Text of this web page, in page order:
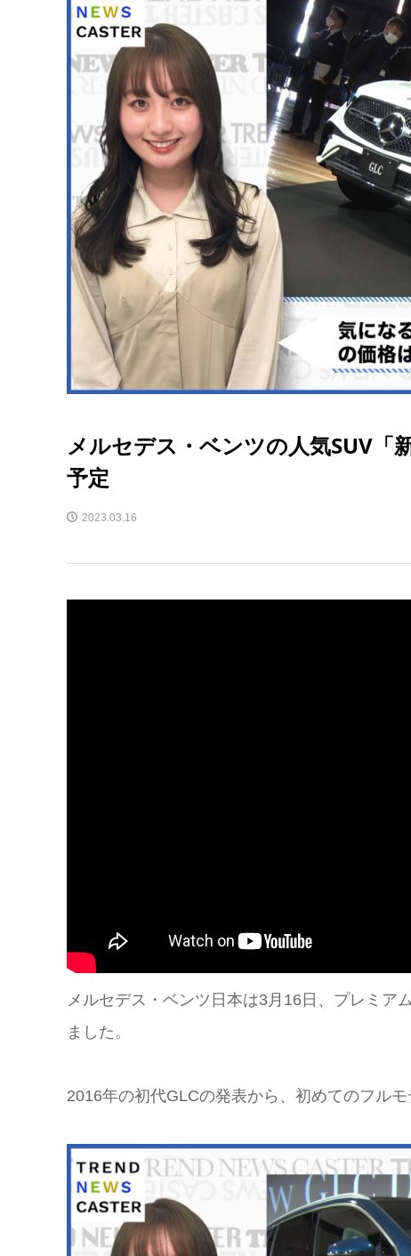
メルセデス・ベンツの人気SUV「
予定
2023.03.16
メルセデス・ベンツ日本は3月16日、プレミア
ました。
2016年の初代GLCの発表から、初めてのフルモ